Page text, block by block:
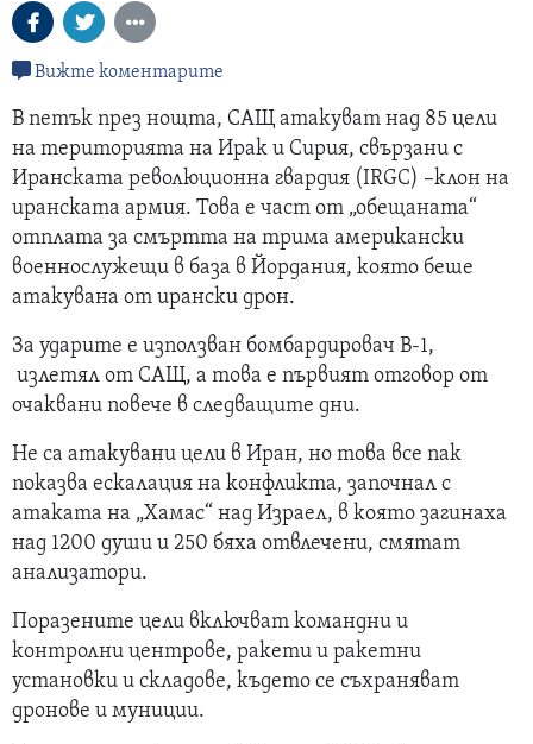
Вижте коментарите
В петък през нощта, САЩ атакуват над 85 цели
на територията на Ирак и Сирия, свързани с
Иранската революционна гвардия (IRGC) –клон на
иранската армия. Това е част от „обещаната“
отплата за смъртта на трима американски
военнослужещи в база в Йордания, която беше
атакувана от ирански дрон.
За ударите е използван бомбардировач B-1,
излетял от САЩ, а това е първият отговор от
очаквани повече в следващите дни.
Не са атакувани цели в Иран, но това все пак
показва ескалация на конфликта, започнал с
атаката на „Хамас“ над Израел, в която загинаха
над 1200 души и 250 бяха отвлечени, смятат
анализатори.
Поразените цели включват командни и
контролни центрове, ракети и ракетни
установки и складове, където се съхраняват
дронове и муниции.